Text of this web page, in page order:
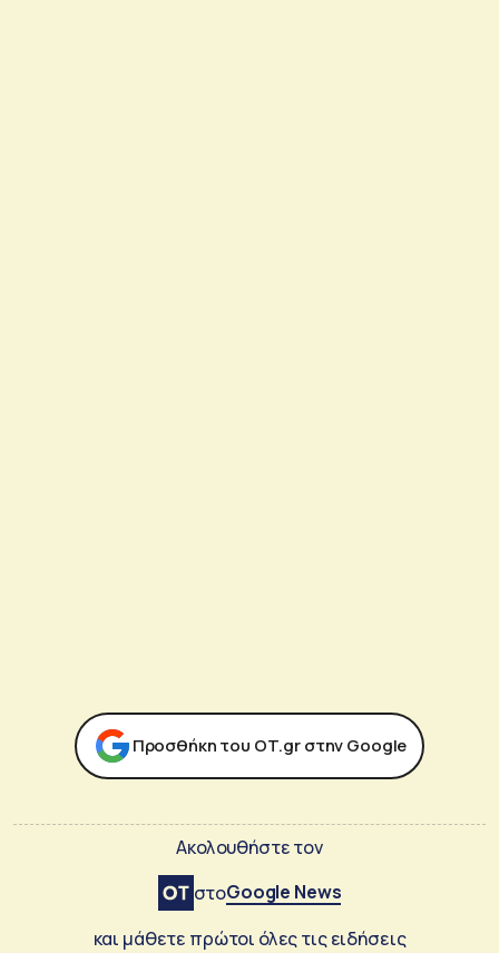
Προσθήκη του ΟΤ.gr στην Google
Ακολουθήστε τον
στοGoogle News
και μάθετε πρώτοι όλες τις ειδήσεις